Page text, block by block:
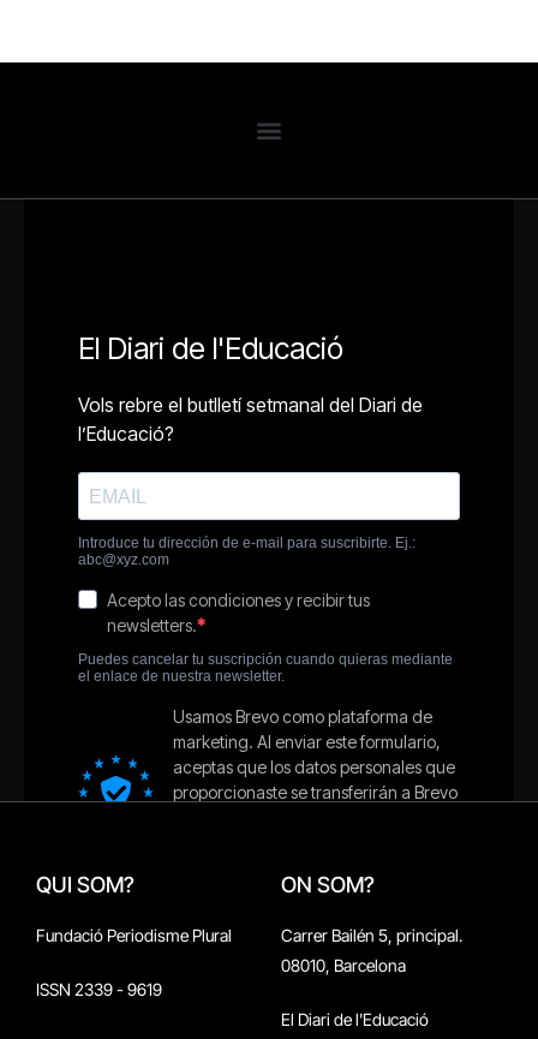
QUI SOM?
Fundació Periodisme Plural
ISSN 2339 - 9619
ON SOM?
Carrer Bailén 5, principal.
08010, Barcelona
El Diari de l'Educació